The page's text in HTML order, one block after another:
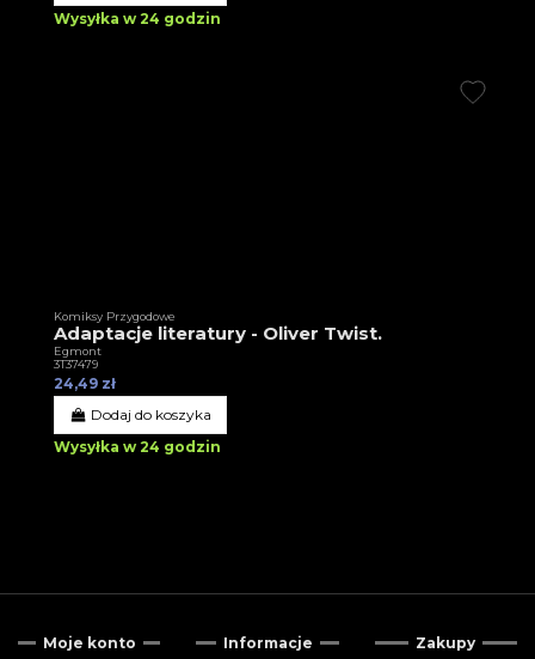
Wysyłka w 24 godzin
Komiksy Przygodowe
Adaptacje literatury - Oliver Twist.
Egmont
3T37479
24,49 zł
Dodaj do koszyka
Wysyłka w 24 godzin
Moje konto
Informacje
Zakupy